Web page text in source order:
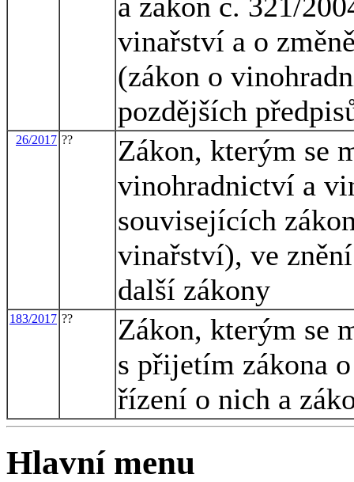
vinařství a o
(zákon o
pozdějších
26/2017 ??
Zákon, kterým se
vinohradnictví a
souvisejících
vinařství), ve
další zákony
183/2017 ??
Zákon, kterým se
s přijetím zákona
řízení o nich a
Hlavní menu